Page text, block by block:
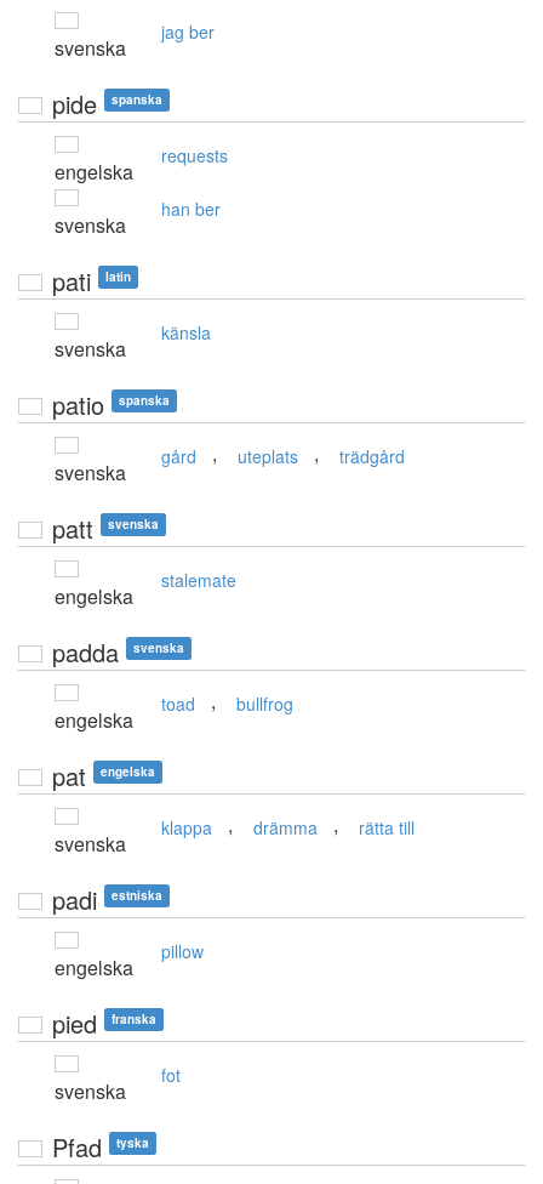
svenska
jag ber
pide spanska
engelska
requests
svenska
han ber
pati latin
svenska
känsla
patio spanska
svenska
gård , uteplats , trädgård
patt svenska
engelska
stalemate
padda svenska
engelska
toad , bullfrog
pat engelska
svenska
klappa , drämma , rätta till
padi estniska
engelska
pillow
pied franska
svenska
fot
Pfad tyska